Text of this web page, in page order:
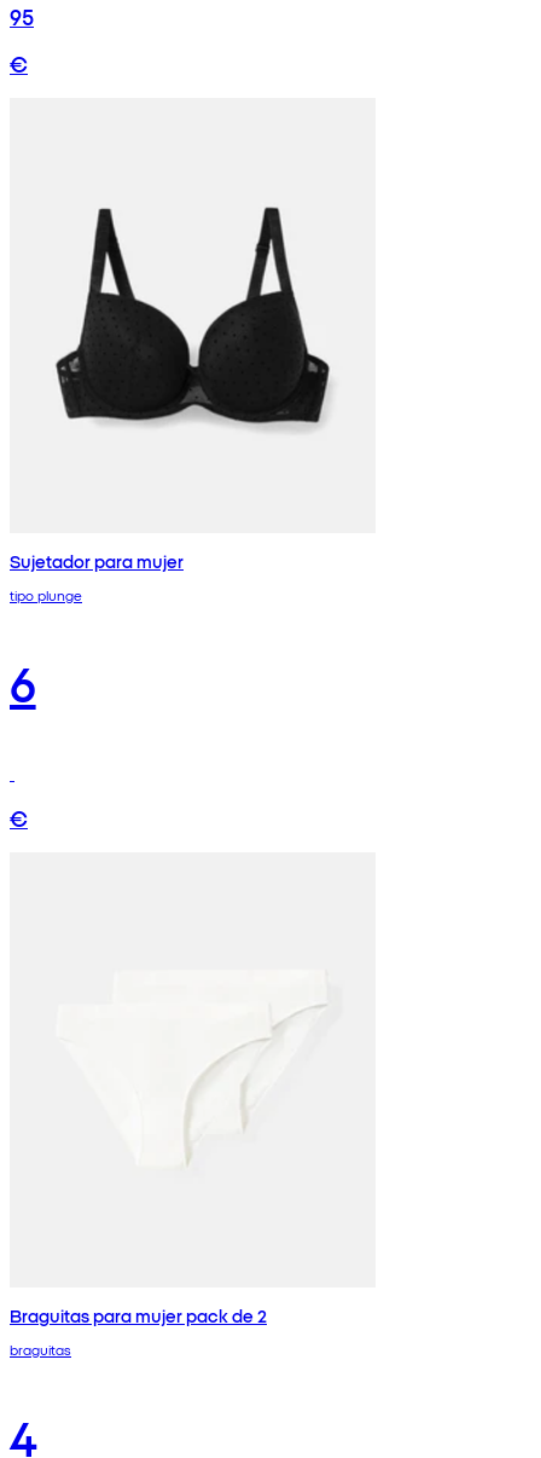
95
€
Sujetador para mujer
tipo plunge
6
€
Braguitas para mujer pack de 2
braguitas
4